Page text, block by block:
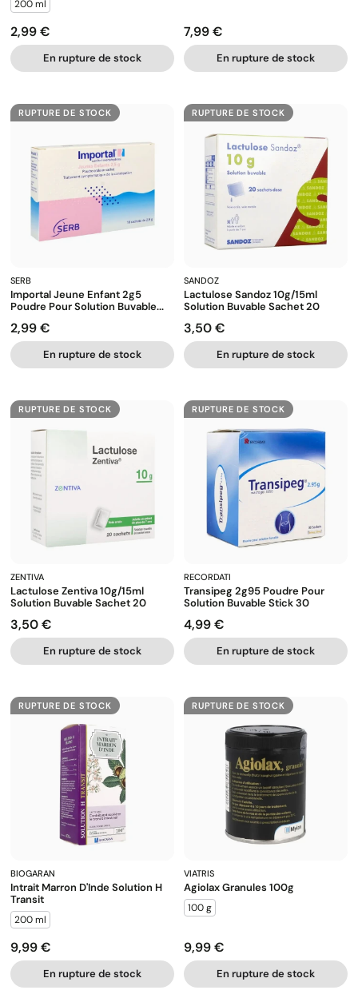
200 ml
Prix
2,99 €
En rupture de stock
Prix
7,99 €
En rupture de stock
RUPTURE DE STOCK
SERB
Importal Jeune Enfant 2g5
Poudre Pour Solution Buvable...
Prix
2,99 €
En rupture de stock
RUPTURE DE STOCK
SANDOZ
Lactulose Sandoz 10g/15ml
Solution Buvable Sachet 20
Prix
3,50 €
En rupture de stock
RUPTURE DE STOCK
ZENTIVA
Lactulose Zentiva 10g/15ml
Solution Buvable Sachet 20
Prix
3,50 €
En rupture de stock
RUPTURE DE STOCK
RECORDATI
Transipeg 2g95 Poudre Pour
Solution Buvable Stick 30
Prix
4,99 €
En rupture de stock
RUPTURE DE STOCK
BIOGARAN
Intrait Marron D'Inde Solution H
Transit
200 ml
Prix
9,99 €
En rupture de stock
RUPTURE DE STOCK
VIATRIS
Agiolax Granules 100g
100 g
Prix
9,99 €
En rupture de stock